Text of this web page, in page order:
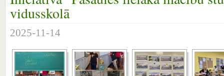
vidusskolā
2025-11-14